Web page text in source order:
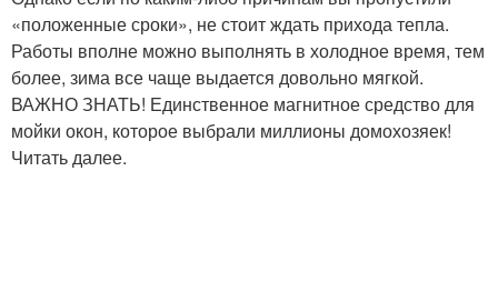
«положенные сроки», не стоит ждать прихода тепла.
Работы вполне можно выполнять в холодное время, тем
более, зима все чаще выдается довольно мягкой.
ВАЖНО ЗНАТЬ! Единственное магнитное средство для
мойки окон, которое выбрали миллионы домохозяек!
Читать далее.